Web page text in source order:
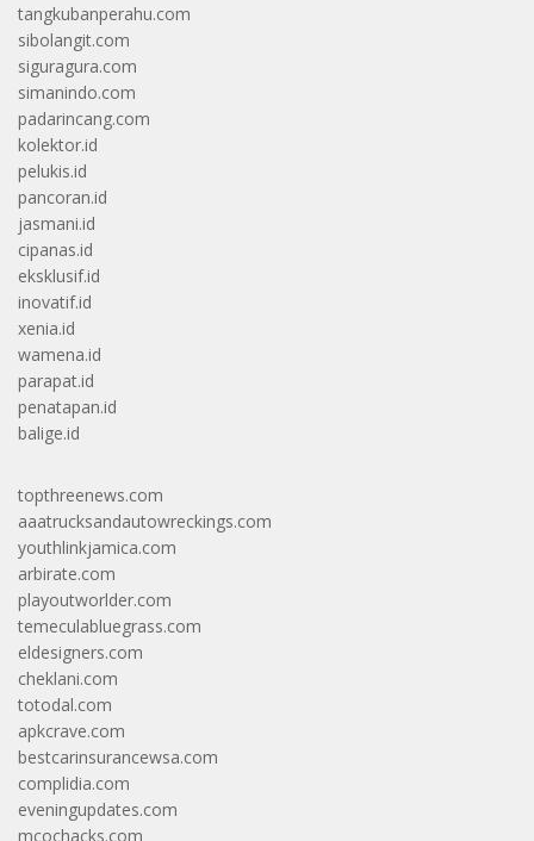
tangkubanperahu.com
sibolangit.com
siguragura.com
simanindo.com
padarincang.com
kolektor.id
pelukis.id
pancoran.id
jasmani.id
cipanas.id
eksklusif.id
inovatif.id
xenia.id
wamena.id
parapat.id
penatapan.id
balige.id
topthreenews.com
aaatrucksandautowreckings.com
youthlinkjamica.com
arbirate.com
playoutworlder.com
temeculabluegrass.com
eldesigners.com
cheklani.com
totodal.com
apkcrave.com
bestcarinsurancewsa.com
complidia.com
eveningupdates.com
mcochacks.com